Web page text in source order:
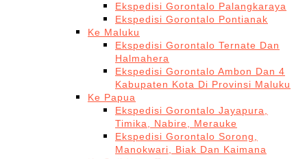
Ekspedisi Gorontalo Palangkaraya
Ekspedisi Gorontalo Pontianak
Ke Maluku
Ekspedisi Gorontalo Ternate Dan
Halmahera
Ekspedisi Gorontalo Ambon Dan 4
Kabupaten Kota Di Provinsi Maluku
Ke Papua
Ekspedisi Gorontalo Jayapura,
Timika, Nabire, Merauke
Ekspedisi Gorontalo Sorong,
Manokwari, Biak Dan Kaimana